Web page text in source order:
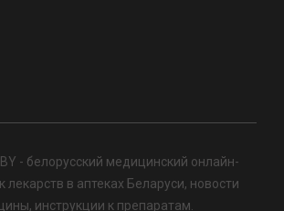
- белорусский медицинский онлайн-
лекарств в аптеках Беларуси, новости
инструкции к препаратам.